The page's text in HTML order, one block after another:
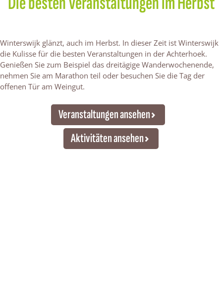
Winterswijk glänzt, auch im Herbst. In dieser Zeit ist Winterswijk
die Kulisse für die besten Veranstaltungen in der Achterhoek.
Genießen Sie zum Beispiel das dreitägige Wanderwochenende,
nehmen Sie am Marathon teil oder besuchen Sie die Tag der
offenen Tür am Weingut.
Veranstaltungen ansehen
Aktivitäten ansehen